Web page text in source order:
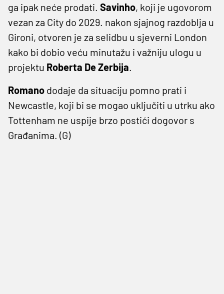
ga ipak neće prodati. Savinho, koji je ugovorom
vezan za City do 2029. nakon sjajnog razdoblja u
Gironi, otvoren je za selidbu u sjeverni London
kako bi dobio veću minutažu i važniju ulogu u
projektu Roberta De Zerbija.
Romano dodaje da situaciju pomno prati i
Newcastle, koji bi se mogao uključiti u utrku ako
Tottenham ne uspije brzo postići dogovor s
Građanima. (G)